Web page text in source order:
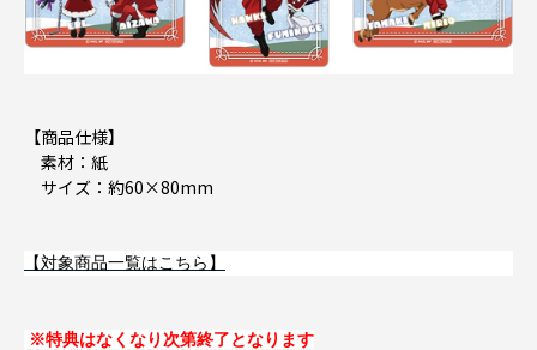
【商品仕様】
素材：紙
サイズ：約60×80mm
【対象商品一覧はこちら】
※特典はなくなり次第終了となります